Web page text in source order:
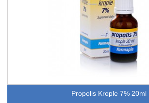
Propolis Krople 7% 20ml